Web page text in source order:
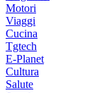
Motori
Viaggi
Cucina
Tgtech
E-Planet
Cultura
Salute